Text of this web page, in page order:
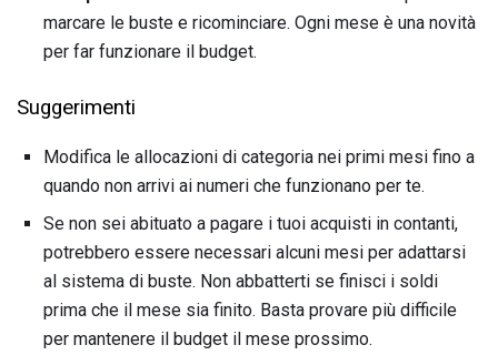
marcare le buste e ricominciare. Ogni mese è una novità
per far funzionare il budget.
Suggerimenti
Modifica le allocazioni di categoria nei primi mesi fino a
quando non arrivi ai numeri che funzionano per te.
Se non sei abituato a pagare i tuoi acquisti in contanti,
potrebbero essere necessari alcuni mesi per adattarsi
al sistema di buste. Non abbatterti se finisci i soldi
prima che il mese sia finito. Basta provare più difficile
per mantenere il budget il mese prossimo.